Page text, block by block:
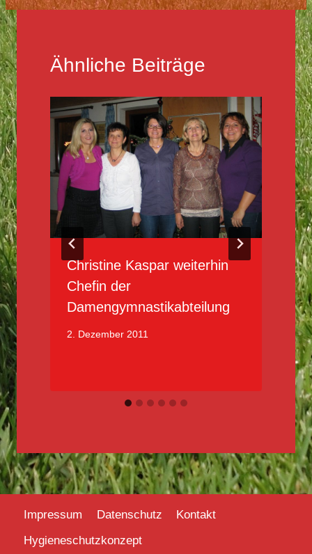
Ähnliche Beiträge
Christine Kaspar weiterhin
Chefin der
Damengymnastikabteilung
2. Dezember 2011
Impressum Datenschutz
Kontakt
Hygieneschutzkonzept